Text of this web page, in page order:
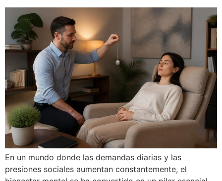
En un mundo donde las demandas diarias y las
presiones sociales aumentan constantemente, el